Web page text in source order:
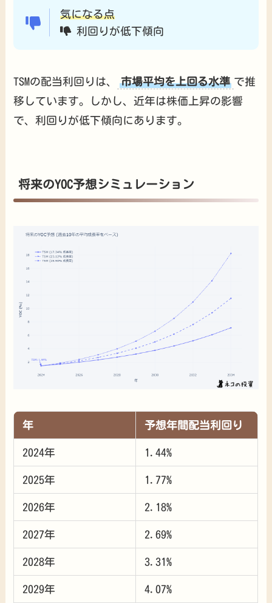
気になる点
利回りが低下傾向
TSMの配当利回りは、 市場平均を上回る水準 で推
移しています。しかし、近年は株価上昇の影響
で、利回りが低下傾向にあります。
将来のYOC予想シミュレーション
年 予想年間配当利回り
2024年 1.44%
2025年 1.77%
2026年 2.18%
2027年 2.69%
2028年 3.31%
2029年 4.07%